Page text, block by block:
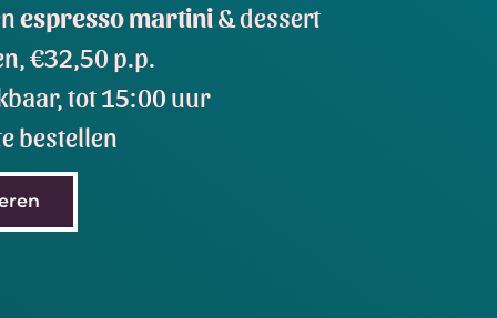
espresso martini& dessert
€32,50 p.p.
tot 15:00 uur
bestellen